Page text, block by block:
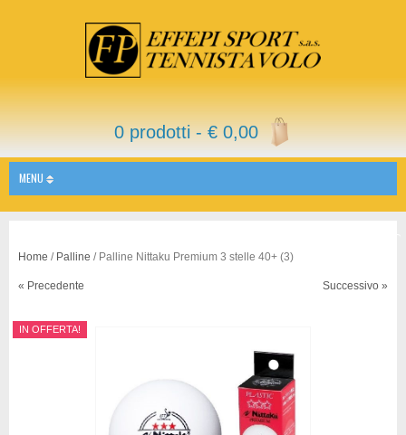
0 prodotti -€0,00
MENU
Home / Palline / Palline Nittaku Premium 3 stelle 40+ (3)
« Precedente Successivo »
IN OFFERTA!